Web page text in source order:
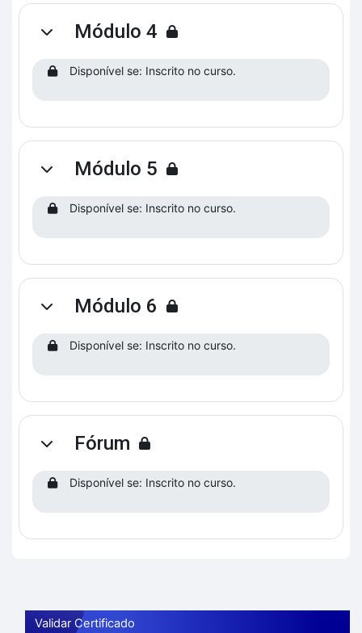
ContrairMódulo 4
Disponível se: Inscrito no curso.
ContrairMódulo 5
Disponível se: Inscrito no curso.
ContrairMódulo 6
Disponível se: Inscrito no curso.
ContrairFórum
Disponível se: Inscrito no curso.
Validar Certificado